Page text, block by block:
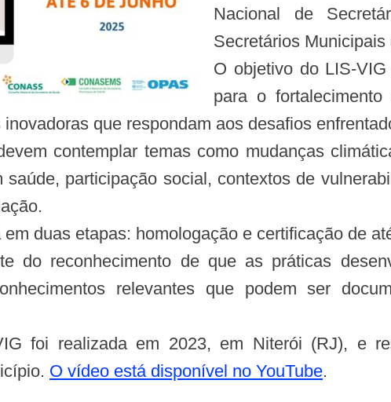
Nacional de
Secretários
O objetivo do LIS-
para o
que respondam aos desafios
contemplar temas como mudanças
saúde, participação social, contextos de
duas etapas: homologação e certificação de
do reconhecimento de que as práticas
relevantes que podem ser
foi realizada em 2023, em Niterói (RJ), e
O vídeo está disponível no YouTube.